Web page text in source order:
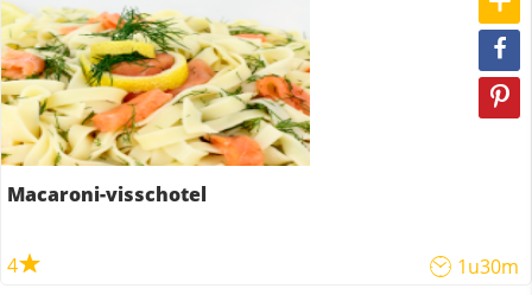
Macaroni-visschotel
4 1u30m